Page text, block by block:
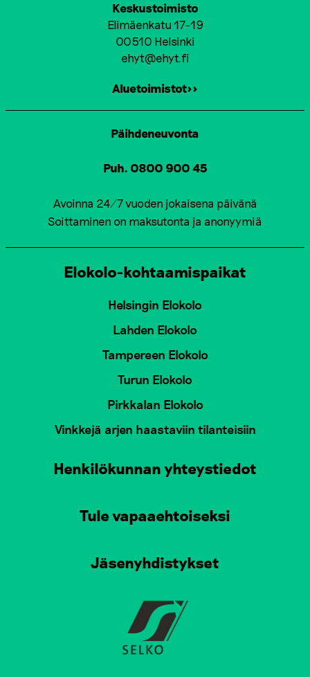
Keskustoimisto
Elimäenkatu 17-19
00510 Helsinki
ehyt@ehyt.fi
Aluetoimistot>>
Päihdeneuvonta
Puh. 0800 900 45
Avoinna 24/7 vuoden jokaisena päivänä
Soittaminen on maksutonta ja anonyymiä
Elokolo-kohtaamispaikat
Helsingin Elokolo
Lahden Elokolo
Tampereen Elokolo
Turun Elokolo
Pirkkalan Elokolo
Vinkkejä arjen haastaviin tilanteisiin
Henkilökunnan yhteystiedot
Tule vapaaehtoiseksi
Jäsenyhdistykset